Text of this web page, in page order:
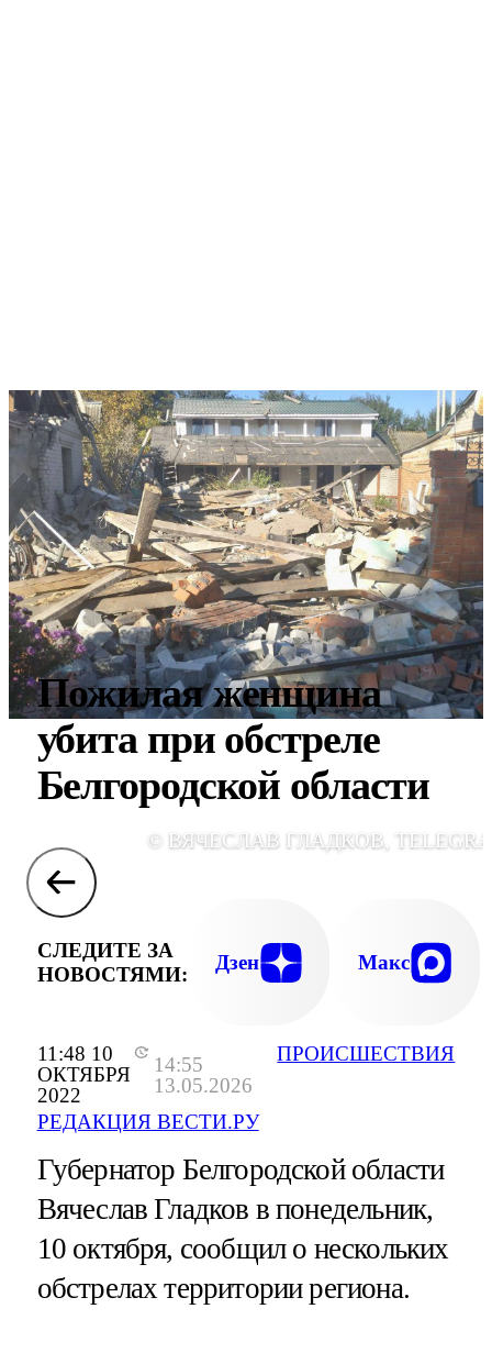
11:48 10
ОКТЯБРЯ
2022
14:55
13.05.2026
РЕДАКЦИЯ ВЕСТИ.РУ
ПРОИСШЕСТВИЯ
Пожилая женщина
убита при обстреле
Белгородской области
© ВЯЧЕСЛАВ ГЛАДКОВ,
СЛЕДИТЕ ЗА
НОВОСТЯМИ:
Дзен Макс
Губернатор Белгородской области
Вячеслав Гладков в понедельник,
10 октября, сообщил о нескольких
обстрелах территории региона.